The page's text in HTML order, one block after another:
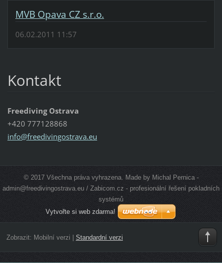
MVB Opava CZ s.r.o.
06.02.2011 11:57
Kontakt
Freediving Ostrava
+420 777128868
info@freedivingostrava.eu
© 2017 Všechna práva vyhrazena. Made by Michal Pernica -
admin@freedivingostrava.eu / Zabicom.cz - profesionální řešení pokladních
systémů
Vytvořte si web zdarma!
Zobrazit: Mobilní verzi Standardní verzi